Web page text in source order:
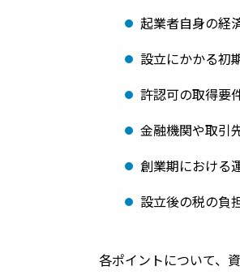
起業者自身の経
設立にかかる初
許認可の取得要
金融機関や取引
創業期における
設立後の税の負
各ポイントについて、